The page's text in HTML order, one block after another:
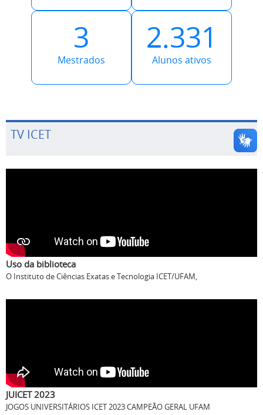
3
Mestrados
2.331
Alunos ativos
TV ICET
Uso da biblioteca
O Instituto de Ciências Exatas e Tecnologia ICET/UFAM,
JUICET 2023
JOGOS UNIVERSITÁRIOS ICET 2023 CAMPEÃO GERAL UFAM